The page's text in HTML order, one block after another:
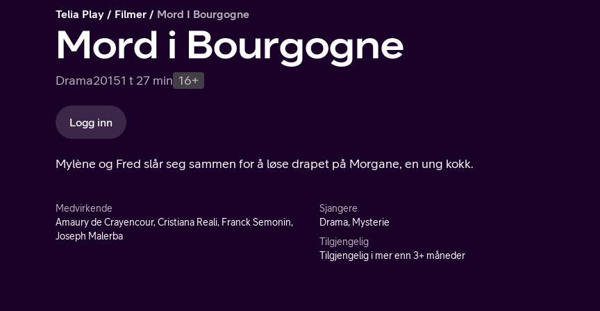
Telia Play Filmer Mord I Bourgogne
Mord i Bourgogne
Drama20151 t 27 min 16+
Logg inn
Mylène og Fred slår seg sammen for å løse drapet på Morgane, en ung kokk.
Medvirkende
Amaury de Crayencour, Cristiana Reali, Franck Semonin,
Joseph Malerba
Sjangere
Drama, Mysterie
Tilgjengelig
Tilgjengelig i mer enn 3+ måneder